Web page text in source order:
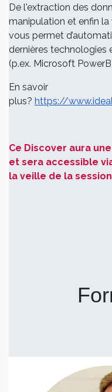
De l'extraction des
manipulation et enfin
vous permet
dernières technologies
(p.ex. Microsoft
En savoir
plus? https://
Ce Discover aura
et sera accessible
la veille de la